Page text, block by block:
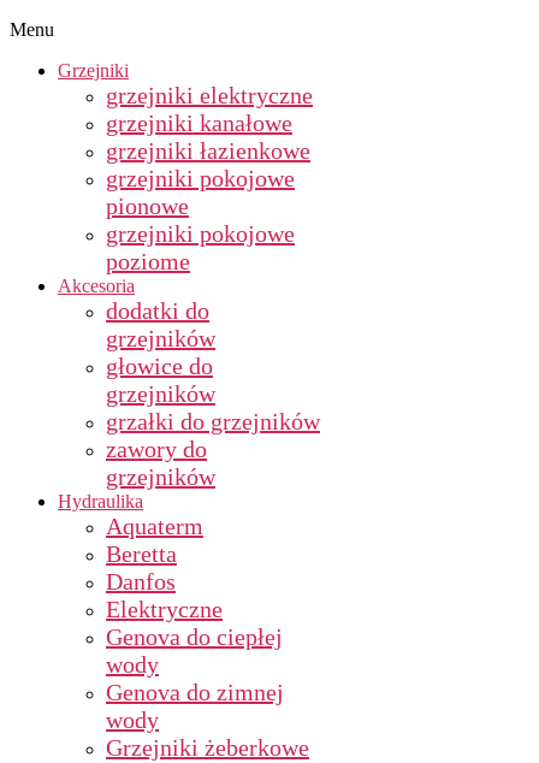
Menu
Grzejniki
grzejniki elektryczne
grzejniki kanałowe
grzejniki łazienkowe
grzejniki pokojowe
pionowe
grzejniki pokojowe
poziome
Akcesoria
dodatki do
grzejników
głowice do
grzejników
grzałki do grzejników
zawory do
grzejników
Hydraulika
Aquaterm
Beretta
Danfos
Elektryczne
Genova do ciepłej
wody
Genova do zimnej
wody
Grzejniki żeberkowe